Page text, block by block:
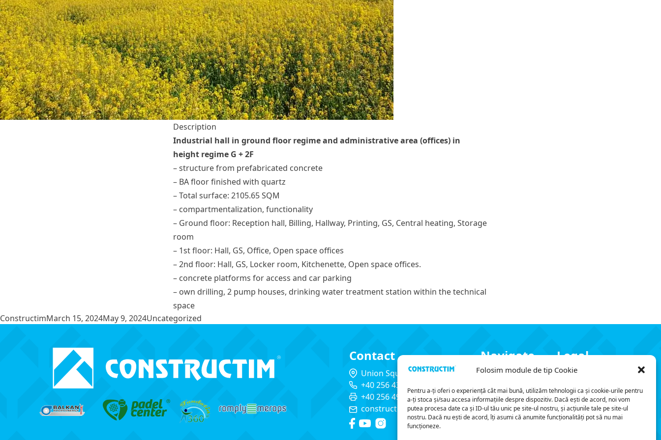
Folosim module de tip Cookie
Pentru a-ți oferi o experiență cât mai bună, utilizăm tehnologii ca și cookie-urile pentru
a-ți stoca și/sau accesa informațiile despre dispozitiv. Dacă ești de acord, noi vom
putea procesa date ca și ID-ul tău unic pe site-ul nostru, și acțiunile tale pe site-ul
nostru. Dacă nu ești de acord, îți asumi că anumite funcționalități pot să nu mai
funcționeze.
Description
Industrial hall in ground floor regime and administrative area (offices) in
height regime G + 2F
– structure from prefabricated concrete
– BA floor finished with quartz
– Total surface: 2105.65 SQM
– compartmentalization, functionality
– Ground floor: Reception hall, Billing, Hallway, Printing, GS, Central heating, Storage
room
– 1st floor: Hall, GS, Office, Open space offices
– 2nd floor: Hall, GS, Locker room, Kitchenette, Open space offices.
– concrete platforms for access and car parking
– own drilling, 2 pump houses, drinking water treatment station within the technical
space
Posted by
ConstructimMarch 15, 2024May 9, 2024Posted in
Uncategorized
Contact
Union Square street, Nr. 3
+40 256 434 644
+40 256 495 126
constructim@constructim.ro
Navigate
Projects
Services
About us
Contact
Legal
Privacy policy
Terms and conditions
Legal notice
ANPC